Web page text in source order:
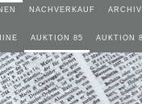
NACHVERKAUF ARCHIV
AUKTION 85 AUKTION